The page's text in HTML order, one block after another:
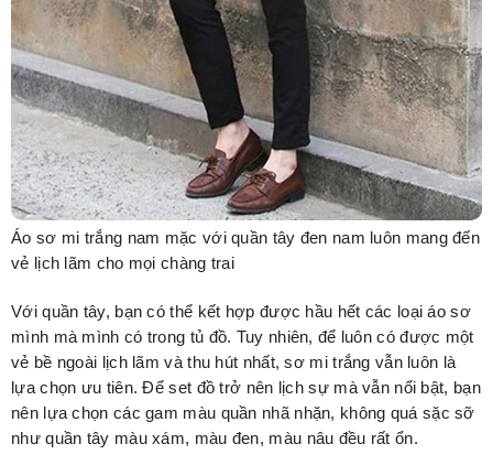
Áo sơ mi trắng nam mặc với quần tây đen nam luôn mang đến
vẻ lịch lãm cho mọi chàng trai
Với quần tây, bạn có thể kết hợp được hầu hết các loại áo sơ
mình mà mình có trong tủ đồ. Tuy nhiên, để luôn có được một
vẻ bề ngoài lịch lãm và thu hút nhất, sơ mi trắng vẫn luôn là
lựa chọn ưu tiên. Để set đồ trở nên lịch sự mà vẫn nổi bật, bạn
nên lựa chọn các gam màu quần nhã nhặn, không quá sặc sỡ
như quần tây màu xám, màu đen, màu nâu đều rất ổn.